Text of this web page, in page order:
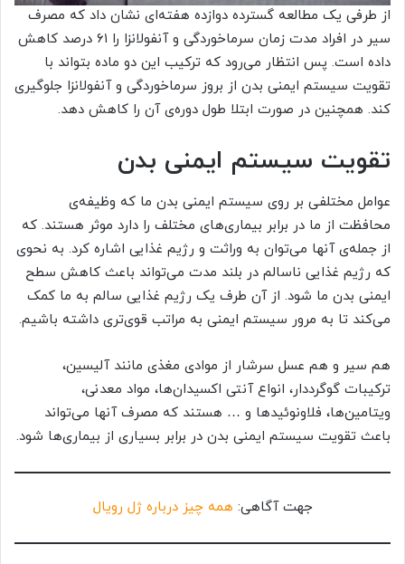
از طرفی یک مطالعه گسترده دوازده هفته‌ای نشان داد که مصرف
سیر در افراد مدت زمان سرماخوردگی و آنفولانزا را ۶۱ درصد کاهش
داده است. پس انتظار می‌رود که ترکیب این دو ماده بتواند با
تقویت سیستم ایمنی بدن از بروز سرماخوردگی و آنفولانزا جلوگیری
کند. همچنین در صورت ابتلا طول دوره‌ی آن را کاهش دهد.
تقویت سیستم ایمنی بدن
عوامل مختلفی بر روی سیستم ایمنی بدن ما که وظیفه‌ی
محافظت از ما در برابر بیماری‌های مختلف را دارد موثر هستند. که
از جمله‌ی آنها می‌توان به وراثت و رژیم غذایی اشاره کرد. به نحوی
که رژیم غذایی ناسالم در بلند مدت می‌تواند باعث کاهش سطح
ایمنی بدن ما شود. از آن طرف یک رژیم غذایی سالم به ما کمک
می‌کند تا به مرور سیستم ایمنی به مراتب قوی‌تری داشته باشیم.
هم سیر و هم عسل سرشار از موادی مغذی مانند آلیسین،
ترکیبات گوگرددار، انواع آنتی اکسیدان‌ها، مواد معدنی،
ویتامین‌ها، فلاونوئید‌ها و … هستند که مصرف آنها می‌تواند
باعث تقویت سیستم ایمنی بدن در برابر بسیاری از بیماری‌ها شود.
جهت آگاهی: همه چیز درباره ژل رویال